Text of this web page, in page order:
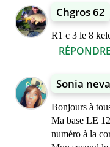
Chgros 62
R1 c 3 le 8
RÉPONDRE
Sonia neva
Bonjours à
Ma base LE
numéro à la